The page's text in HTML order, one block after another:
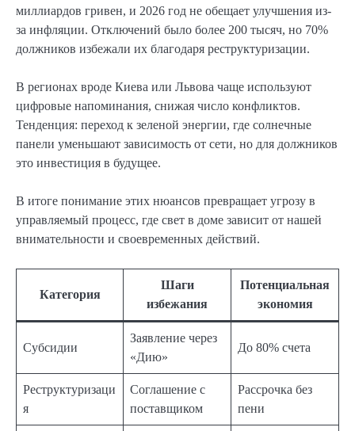
миллиардов гривен, и 2026 год не обещает улучшения из-
за инфляции. Отключений было более 200 тысяч, но 70%
должников избежали их благодаря реструктуризации.
В регионах вроде Киева или Львова чаще используют
цифровые напоминания, снижая число конфликтов.
Тенденция: переход к зеленой энергии, где солнечные
панели уменьшают зависимость от сети, но для должников
это инвестиция в будущее.
В итоге понимание этих нюансов превращает угрозу в
управляемый процесс, где свет в доме зависит от нашей
внимательности и своевременных действий.
Категория
Шаги
избежания
Потенциальная
экономия
Субсидии
Заявление через
«Дию»
До 80% счета
Реструктуризаци
я
Соглашение с
поставщиком
Рассрочка без
пени